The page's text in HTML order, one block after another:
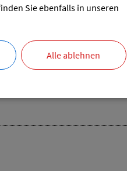
& Mia
Uhr
Sie ebenfalls in unseren
Alle ablehnen